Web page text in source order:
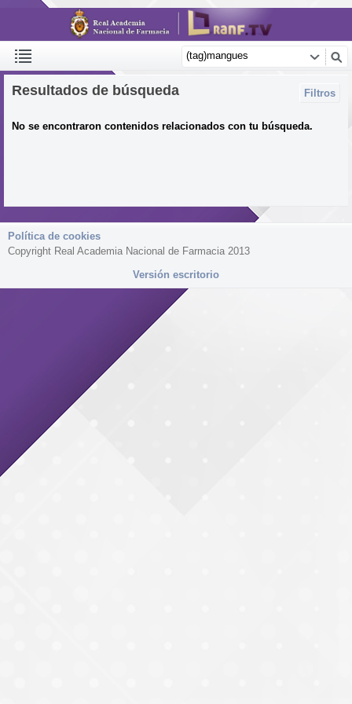
Filtros
Resultados de búsqueda
No se encontraron contenidos relacionados con tu búsqueda.
Política de cookies
Copyright Real Academia Nacional de Farmacia 2013
Versión escritorio